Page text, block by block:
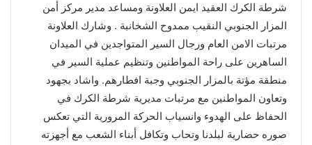
شرطة الكرك العقيد ايمن العلاونة ومساعد مدير مركز أمن
المزار الجنوبي النقيب ممدوح الشخانبة . وشارك العلاونة
مرتبات الامن العام ورجال السير المتواجدين في الميدان
الساهرين على راحة المواطنين وتنظيم عملية السير في
منطقة مؤتة بالمزار الجنوبي وجبة افطارهم. واشاد بجهود
وتعاون المواطنين مع مرتبات مديرية شرطة الكرك في
الحفاظ على الهدوء وانسياب الحركة المرورية التي تعكس
صوره حضارية لبلدنا وتحاب وتكافل أبناء الشعب مع أجهزته